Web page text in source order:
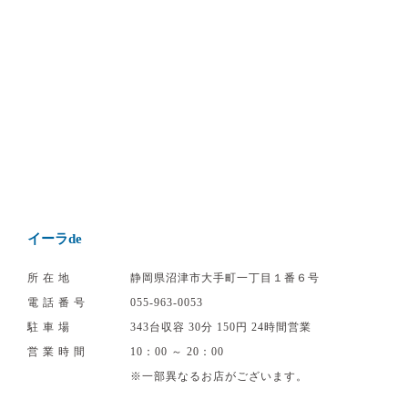
イーラde
所在地
静岡県沼津市大手町一丁目１番６号
電話番号
055‐963‐0053
駐車場
343台収容 30分 150円 24時間営業
営業時間
10：00 ～ 20：00
※一部異なるお店がございます。